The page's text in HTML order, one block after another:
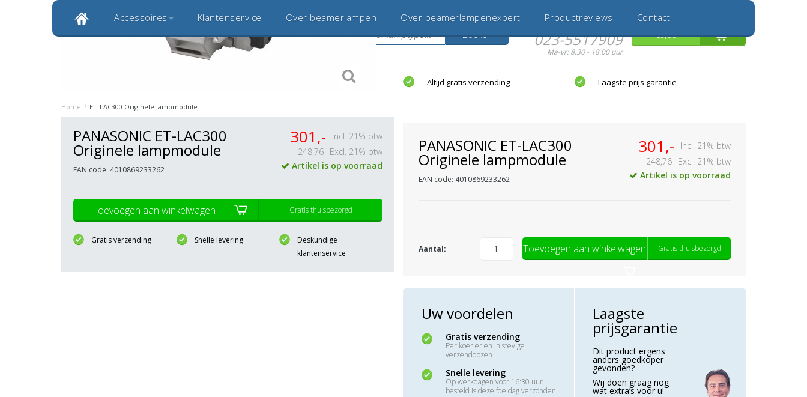
Inloggen
Klantbeoordeling 9,0
Bekijk alle 1000+ reviews
Zoeken
Hulp nodig?
023-5517909
Ma-vr: 8.30 - 18.00 uur
€0,00
Accessoires Klantenservice Over beamerlampen Over beamerlampenexpert Productreviews Contact
20 jaar betrouwbaar en ervaren Altijd gratis verzending Laagste prijs garantie
Home / ET-LAC300 Originele lampmodule
PANASONIC ET-LAC300
Originele lampmodule
EAN code: 4010869233262
301,-
Incl. 21% btw
248,76 Excl. 21% btw
Artikel is op voorraad
Toevoegen aan winkelwagen Gratis thuisbezorgd
Gratis verzending Snelle levering
Deskundige
klantenservice
PANASONIC ET-LAC300
Originele lampmodule
EAN code: 4010869233262
301,-
Incl. 21% btw
248,76 Excl. 21% btw
Artikel is op voorraad
Aantal: Toevoegen aan winkelwagen Gratis thuisbezorgd
Uw voordelen
Gratis verzending
Per koerier en in stevige
verzenddozen
Snelle levering
Op werkdagen voor 16:30 uur
besteld is dezelfde dag verzonden
Laagste
prijsgarantie
Dit product ergens
anders goedkoper
gevonden?
Wij doen graag nog
wat extra’s voor u!